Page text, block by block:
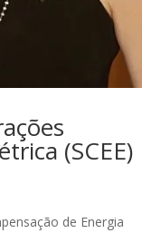
(SCEE)
de Energia